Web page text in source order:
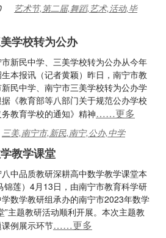
艺术节,第二届,舞蹈,艺术,活动,毕
学校转为公办
新民中学、三美学校转为公办从今年
本报讯（记者黄颖）昨日，南宁市教
民中学、南宁市三美学校转为公办学
《教育部等八部门关于规范公办学校
教育学校的通知》精神……更多
三美,南宁市,新民,南宁,公办,中学
教学课堂
中品质教研深耕高中数学教学课堂本
锦莲）4月13日，由南宁市教育科学研
数学教研组承办的南宁市2023年数学
”主题教研活动顺利开展。本次主题教
例展示环节……更多